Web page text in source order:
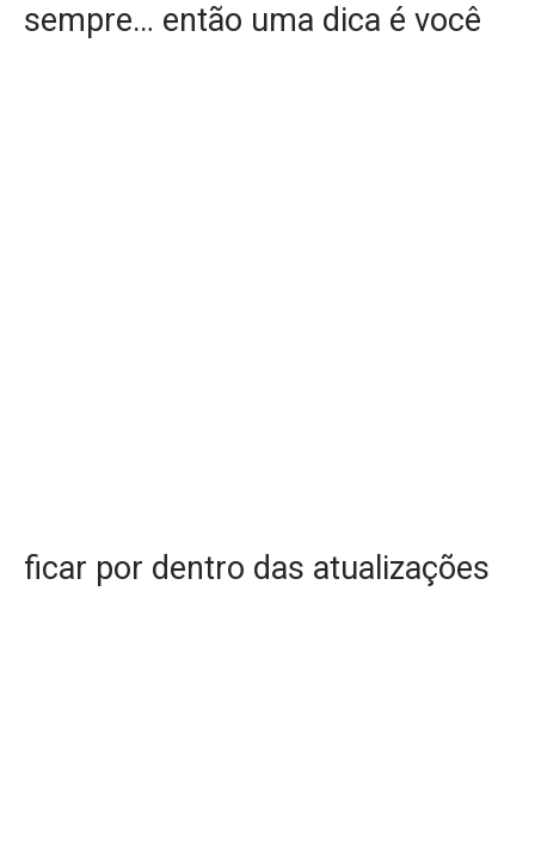
sempre… então uma dica é você
ficar por dentro das atualizações